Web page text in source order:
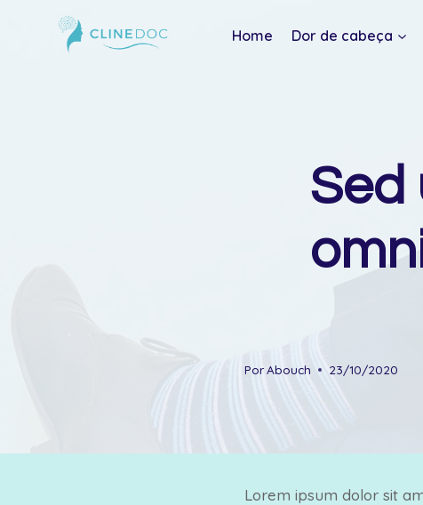
Home Dor de cabeça
Sed
PorAbouch 23/10/2020
Lorem ipsum dolor sit